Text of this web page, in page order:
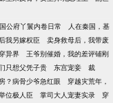
国公府丫鬟内卷日常
人在秦国，基
我另嫁权臣
卖身救母后，我带废
异界
王爷别催婚，我的差评铺刚
只想父凭子贵 东宫宠妾
裁
？病骨少爷急红眼
穿越灾荒年，
位极人臣 掌司大人宠妻实录
穿